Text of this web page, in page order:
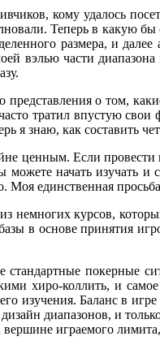
кому удалось
Теперь в какую
размера, и
вэлью части
представления о том,
тратил впустую
я знаю, как составить
ценным. Если
можете начать изучать
Моя единственная
немногих курсов,
в основе принятия
стандартные покерные
хиро-коллить, и
изучения. Баланс в
диапазонов, и
играемого